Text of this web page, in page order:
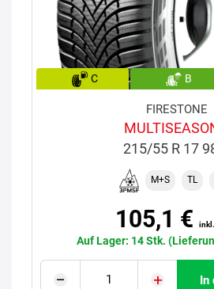
C B
FIRESTONE
215/55 R 17
M+S TL
105,1 €
Auf Lager: 14 Stk.
In